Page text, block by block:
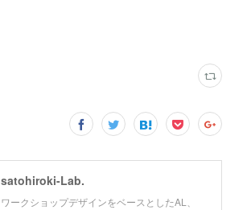
satohiroki-Lab.
ワークショップデザインをベースとしたAL、